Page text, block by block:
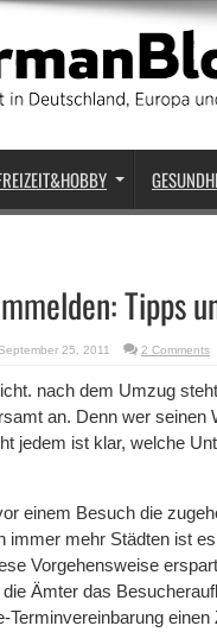
Tipps
25, 2011 2 Comments
nach dem Umzug
an. Denn wer
jedem ist klar, welche
einem Besuch die
immer mehr Städten ist
Vorgehensweise
Ämter das
Terminvereinbarung